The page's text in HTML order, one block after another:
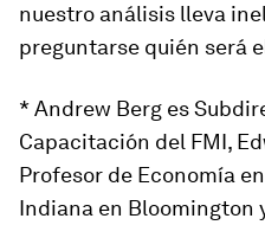
nuestro análisis lleva
preguntarse quién será
* Andrew Berg es
Capacitación del FMI,
Profesor de Economía
Indiana en Bloomington